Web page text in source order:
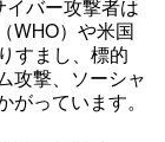
バー攻撃者は
WHO）や米国
すまし、標的
攻撃、ソーシャ
っています。